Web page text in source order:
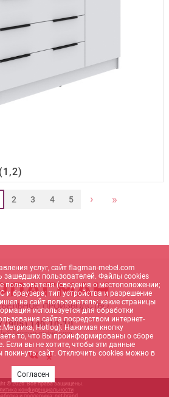
2 3 4 5 › »
(905) 140-10-10
mebel.com
© 2026. Все права защищены.
конфиденциальности
и поддержка:
net- brand
услуг, сайт flagman-mebel.com
зашедших пользователей. Файлы cookies
пользователя (сведения о местоположении;
и браузера; тип устройства и разрешение
на сайт пользователь; какие страницы
используется для обработки
сайта посредством интернет-
Hotlog). Нажимая кнопку
то, что Вы проинформированы о сборе
Если вы не хотите, чтобы эти данные
сайт. Отключить cookies можно в
Согласен